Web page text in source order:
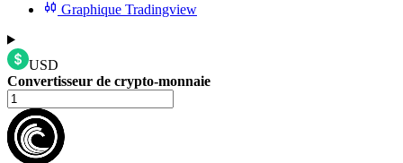
Graphique Tradingview
USD
Convertisseur de crypto-monnaie